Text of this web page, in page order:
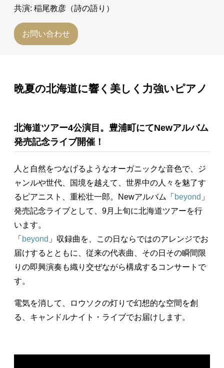
共演: 稲尾教彦（詩の語り）
お問い合わせ
晩夏の北海道に響く美しく力強いピアノ
北海道ツアー4公演目。豊浦町にてNewアルバム
発売記念ライブ開催！
人と自然をつなげるようなオーガニックな音色で、ジ
ャンルや世代、国境を越えて、世界中の人々を魅了す
るピアニスト、重松壮一郎。Newアルバム「 beyond 」
発売記念ライブとして、9月上旬に北海道ツアーを行
います。
「 beyond 」収録曲を、この日ならではのアレンジでお
届けするとともに、従来の代表曲、その日その瞬間限
りの即興演奏も織り交ぜながら構成するコンサートで
す。
電気を消して、ロウソクの灯りで幻想的な空間を創
る、キャンドルナイト・ライブでお届けします。